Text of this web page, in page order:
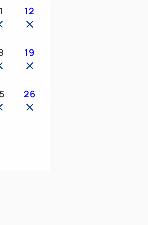
います。
下さい。
12
19
26